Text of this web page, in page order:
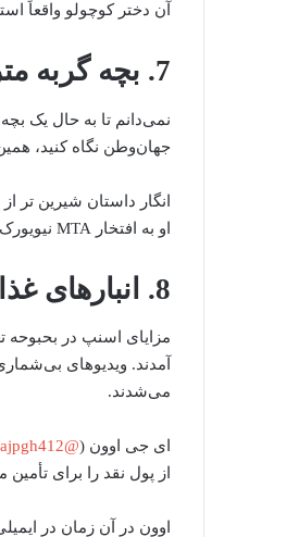
آن دختر کوچولو واقعاً
7. بچه گربه متروی نیویورک
نمی‌دانم تا به حال یک
جهان‌وطن نگاه کنید، همین
انگار داستان شیرین تر
او به افتخار MTA نیویورک، Emmie نامگذاری شده است.
8. انبارهای غذای پاپ آپ برای نجات
مزایای اسنپ در
آمدند. ویدیوهای
می‌شدند.
ای جی اوون (@ajpgh412
از پول نقد را برای